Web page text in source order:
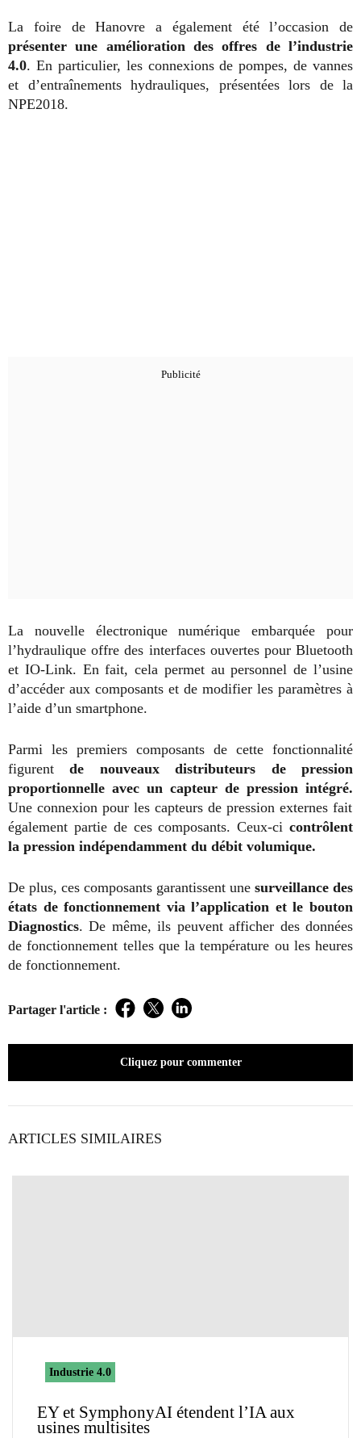
La foire de Hanovre a également été l’occasion de
présenter une amélioration des offres de l’industrie
4.0. En particulier, les connexions de pompes, de vannes
et d’entraînements hydrauliques, présentées lors de la
NPE2018.
La nouvelle électronique numérique embarquée pour
l’hydraulique offre des interfaces ouvertes pour Bluetooth
et IO-Link. En fait, cela permet au personnel de l’usine
d’accéder aux composants et de modifier les paramètres à
l’aide d’un smartphone.
Parmi les premiers composants de cette fonctionnalité
figurentde nouveaux distributeurs de pression
proportionnelle avec un capteur de pression intégré.
Une connexion pour les capteurs de pression externes fait
également partie de ces composants. Ceux-ci contrôlent
la pression indépendamment du débit volumique.
De plus, ces composants garantissent une surveillance des
états de fonctionnement via l’application et le bouton
Diagnostics. De même, ils peuvent afficher des données
de fonctionnement telles que la température ou les heures
de fonctionnement.
Partager l'article : Facebook
TwitterLinkedIn
Cliquez pour commenter
ARTICLES SIMILAIRES
Industrie 4.0
EY et SymphonyAI étendent l’IA aux
usines multisites